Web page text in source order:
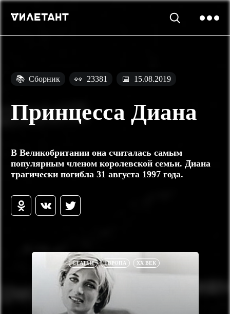
📚 Сборник 👀 23381 📅 15.08.2019
Принцесса Диана
В Великобритании она считалась самым
популярным членом королевской семьи. Диана
трагически погибла 31 августа 1997 года.
СТАТЬИ ЕВРОПА XX ВЕК